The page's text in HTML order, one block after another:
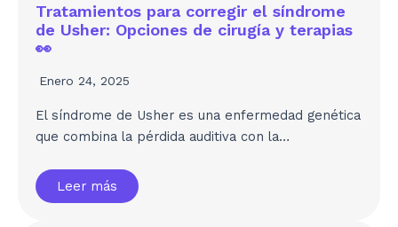
Tratamientos para corregir el síndrome
de Usher: Opciones de cirugía y terapias
👀
Enero 24, 2025
El síndrome de Usher es una enfermedad genética
que combina la pérdida auditiva con la…
Leer más